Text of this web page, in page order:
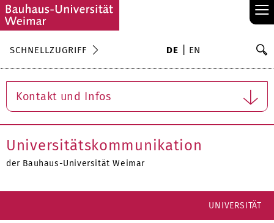
≡
SCHNELLZUGRIFF DE EN
Kontakt und Infos
Universitätskommunikation
der Bauhaus-Universität Weimar
UNIVERSITÄT